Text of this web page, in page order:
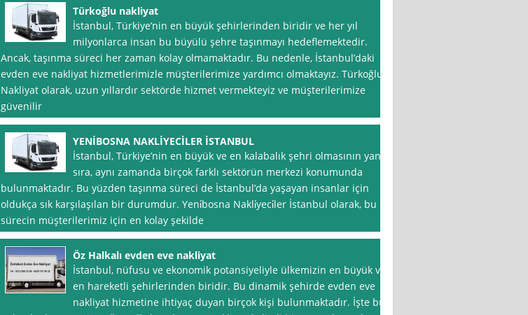
Türkoğlu nakliyat
İstanbul, Türkiye’nin en büyük şehirlerinden biridir ve her yıl
milyonlarca insan bu büyülü şehre taşınmayı hedeflemektedir.
Ancak, taşınma süreci her zaman kolay olmamaktadır. Bu nedenle, İstanbul’daki
evden eve nakliyat hizmetlerimizle müşterilerimize yardımcı olmaktayız. Türkoğlu
Nakliyat olarak, uzun yıllardır sektörde hizmet vermekteyiz ve müşterilerimize
güvenilir
YENİBOSNA NAKLİYECİLER İSTANBUL
İstanbul, Türkiye’nin en büyük ve en kalabalık şehri olmasının yanı
sıra, aynı zamanda birçok farklı sektörün merkezi konumunda
bulunmaktadır. Bu yüzden taşınma süreci de İstanbul’da yaşayan insanlar için
oldukça sık karşılaşılan bir durumdur. Yeni̇bosna Nakli̇yeci̇ler İstanbul olarak, bu
sürecin müşterilerimiz için en kolay şekilde
Öz Halkalı evden eve nakliyat
İstanbul, nüfusu ve ekonomik potansiyeliyle ülkemizin en büyük ve
en hareketli şehirlerinden biridir. Bu dinamik şehirde evden eve
nakliyat hizmetine ihtiyaç duyan birçok kişi bulunmaktadır. İşte bu